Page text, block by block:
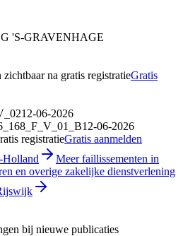
'S-GRAVENHAGE
na gratis registratieGratis
12-06-2026
12-06-2026
registratieGratis aanmelden
Holland
Meer faillissementen in
en overige zakelijke dienstverlening
bij nieuwe publicaties